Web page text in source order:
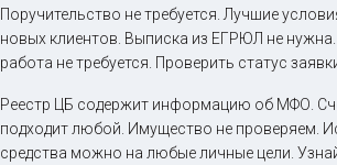
Поручительство не требуется. Лучшие
новых клиентов. Выписка из ЕГРЮЛ не
работа не требуется. Проверить статус
Реестр ЦБ содержит информацию об МФО.
подходит любой. Имущество не проверяем.
средства можно на любые личные цели.